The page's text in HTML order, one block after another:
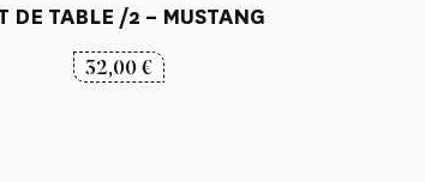
DE TABLE /2 – MUSTANG
32,00€